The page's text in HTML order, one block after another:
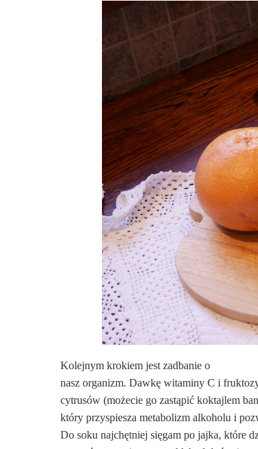
Kolejnym krokiem jest zadbanie o
nasz organizm. Dawkę witaminy C i
cytrusów (możecie go zastąpić koktajlem
który przyspiesza metabolizm alkoholu i
Do soku najchętniej sięgam po jajka, które